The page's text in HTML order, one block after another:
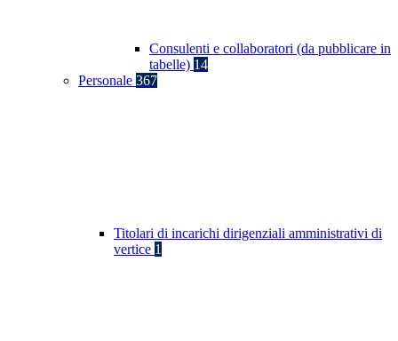
Consulenti e collaboratori (da pubblicare in
tabelle) 14
Personale 367
Titolari di incarichi dirigenziali amministrativi di
vertice 1